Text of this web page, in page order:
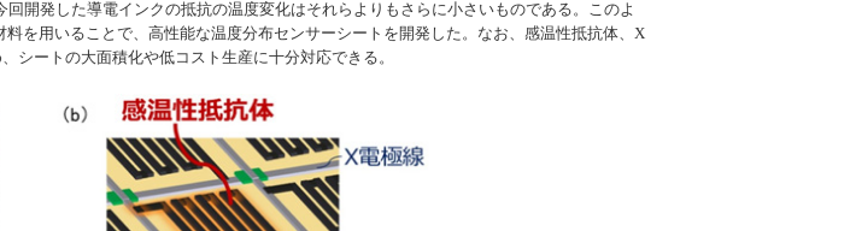
開発した導電インクの抵抗の温度変化はそれらよりもさらに小さいものである。このよ
を用いることで、高性能な温度分布センサーシートを開発した。なお、感温性抵抗体、X
シートの大面積化や低コスト生産に十分対応できる。